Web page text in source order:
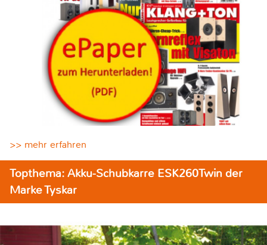
>> mehr erfahren
Topthema: Akku-Schubkarre ESK260Twin der
Marke Tyskar